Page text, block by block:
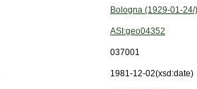
Bologna (1929-01-24/)
ASI:geo04352
037001
1981-12-02(xsd:date)